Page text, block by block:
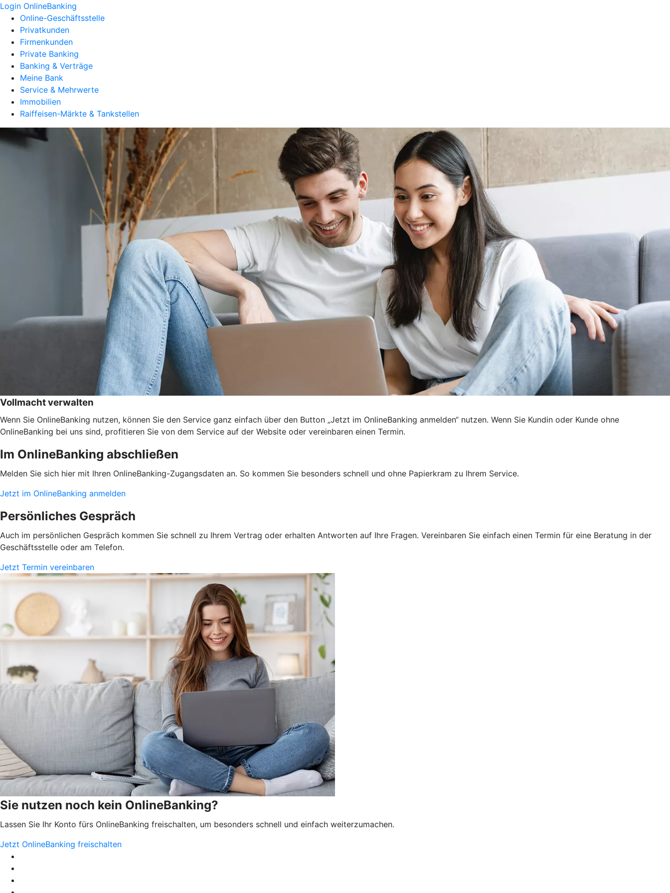
Login OnlineBanking
Online-Geschäftsstelle
Privatkunden
Firmenkunden
Private Banking
Banking & Verträge
Meine Bank
Service & Mehrwerte
Immobilien
Raiffeisen-Märkte & Tankstellen
Vollmacht verwalten
Wenn Sie OnlineBanking nutzen, können Sie den Service ganz einfach über den Button „Jetzt im OnlineBanking anmelden“ nutzen. Wenn Sie Kundin oder Kunde ohne
OnlineBanking bei uns sind, profitieren Sie von dem Service auf der Website oder vereinbaren einen Termin.
Im OnlineBanking abschließen
Melden Sie sich hier mit Ihren OnlineBanking-Zugangsdaten an. So kommen Sie besonders schnell und ohne Papierkram zu Ihrem Service.
Jetzt im OnlineBanking anmelden
Persönliches Gespräch
Auch im persönlichen Gespräch kommen Sie schnell zu Ihrem Vertrag oder erhalten Antworten auf Ihre Fragen. Vereinbaren Sie einfach einen Termin für eine Beratung in der
Geschäftsstelle oder am Telefon.
Jetzt Termin vereinbaren
Sie nutzen noch kein OnlineBanking?
Lassen Sie Ihr Konto fürs OnlineBanking freischalten, um besonders schnell und einfach weiterzumachen.
Jetzt OnlineBanking freischalten